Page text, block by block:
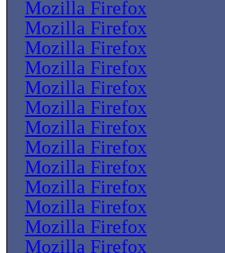
Mozilla Firefox
Mozilla Firefox
Mozilla Firefox
Mozilla Firefox
Mozilla Firefox
Mozilla Firefox
Mozilla Firefox
Mozilla Firefox
Mozilla Firefox
Mozilla Firefox
Mozilla Firefox
Mozilla Firefox
Mozilla Firefox